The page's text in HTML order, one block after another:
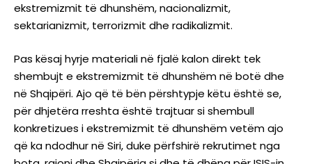
ekstremizmit të dhunshëm, nacionalizmit,
sektarianizmit, terrorizmit dhe radikalizmit.
Pas kësaj hyrje materiali në fjalë kalon direkt tek
shembujt e ekstremizmit të dhunshëm në botë dhe
në Shqipëri. Ajo që të bën përshtypje këtu është se,
për dhjetëra rreshta është trajtuar si shembull
konkretizues i ekstremizmit të dhunshëm vetëm ajo
që ka ndodhur në Siri, duke përfshirë rekrutimet nga